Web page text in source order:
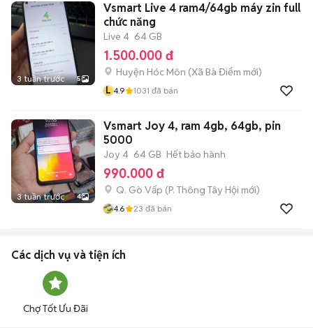
3 tuần trước 5
Vsmart Live 4 ram4/64gb máy zin full
chức năng
Live 4 64 GB
1.500.000 đ
Huyện Hóc Môn (Xã Bà Điểm mới)
L 4.9 1031 đã bán
3 tuần trước 4
Vsmart Joy 4, ram 4gb, 64gb, pin
5000
Joy 4 64 GB Hết bảo hành
990.000 đ
Q. Gò Vấp (P. Thông Tây Hội mới)
4.6 23 đã bán
Các dịch vụ và tiện ích
Chợ Tốt Ưu Đãi